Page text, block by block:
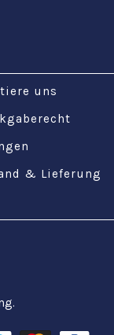
uns
& Lieferung
.